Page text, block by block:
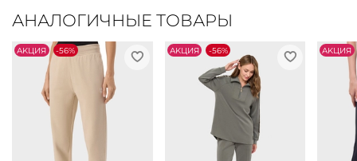
АНАЛОГИЧНЫЕ ТОВАРЫ
АKЦИЯ -56% АKЦИЯ -56% АKЦИЯ